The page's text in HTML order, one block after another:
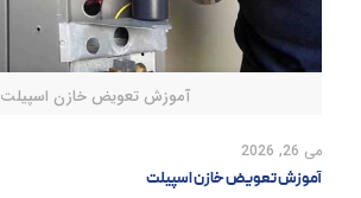
آموزش تعویض خازن اسپیلت
می 26, 2026
آموزش تعویض خازن اسپیلت